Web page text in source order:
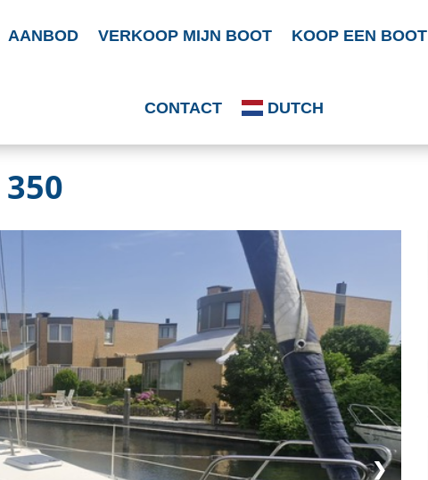
AANBOD VERKOOP MIJN BOOT KOOP EEN BOOT
CONTACT DUTCH
❯